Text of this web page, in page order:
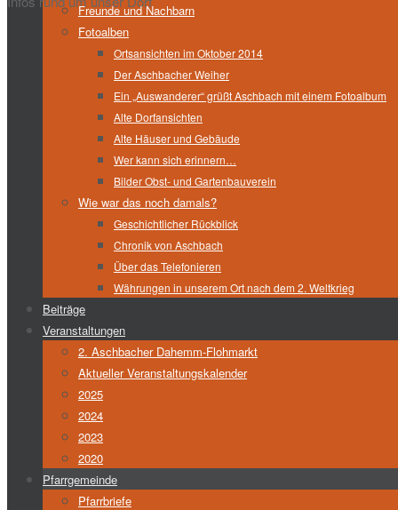
Freunde und Nachbarn
Fotoalben
Ortsansichten im Oktober 2014
Der Aschbacher Weiher
Ein „Auswanderer“ grüßt Aschbach mit einem Fotoalbum
Alte Dorfansichten
Alte Häuser und Gebäude
Wer kann sich erinnern…
Bilder Obst- und Gartenbauverein
Wie war das noch damals?
Geschichtlicher Rückblick
Chronik von Aschbach
Über das Telefonieren
Währungen in unserem Ort nach dem 2. Weltkrieg
Beiträge
Veranstaltungen
2. Aschbacher Dahemm-Flohmarkt
Aktueller Veranstaltungskalender
2025
2024
2023
2020
Pfarrgemeinde
Pfarrbriefe